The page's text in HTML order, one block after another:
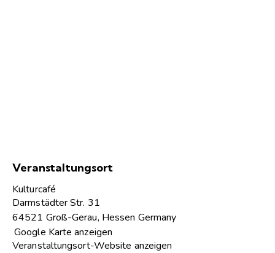
Veranstaltungsort
Kulturcafé
Darmstädter Str. 31
64521 Groß-Gerau, Hessen Germany
Google Karte anzeigen
Veranstaltungsort-Website anzeigen